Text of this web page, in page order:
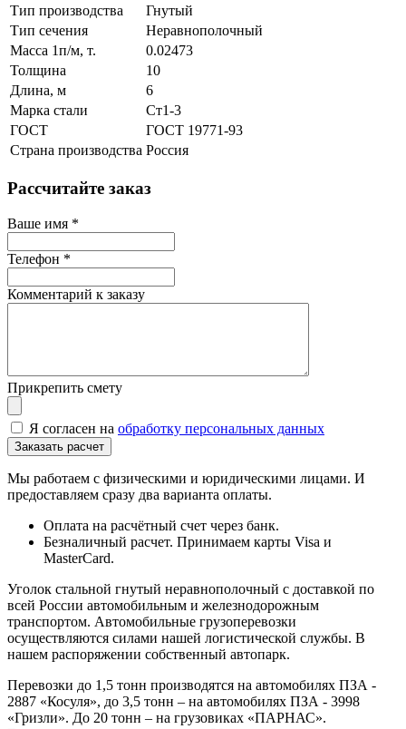
Тип производства
Гнутый
Тип сечения
Неравнополочный
Масса 1п/м, т.
0.02473
Толщина
10
Длина, м
6
Марка стали
Ст1-3
ГОСТ
ГОСТ 19771-93
Страна производства Россия
Рассчитайте заказ
Ваше имя *
Телефон *
Комментарий к заказу
Прикрепить смету
Я согласен на обработку персональных данных
Мы работаем с физическими и юридическими лицами. И
предоставляем сразу два варианта оплаты.
Оплата на расчётный счет через банк.
Безналичный расчет. Принимаем карты Visa и
MasterCard.
Уголок стальной гнутый неравнополочный с доставкой по
всей России автомобильным и железнодорожным
транспортом. Автомобильные грузоперевозки
осуществляются силами нашей логистической службы. В
нашем распоряжении собственный автопарк.
Перевозки до 1,5 тонн производятся на автомобилях ПЗА -
2887 «Косуля», до 3,5 тонн – на автомобилях ПЗА - 3998
«Гризли». До 20 тонн – на грузовиках «ПАРНАС».